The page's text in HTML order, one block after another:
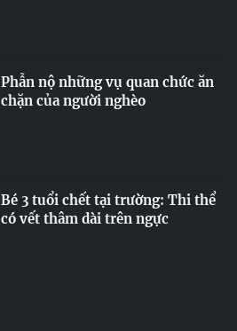
Phẫn nộ những vụ quan chức ăn
chặn của người nghèo
Bé 3 tuổi chết tại trường: Thi thể
có vết thâm dài trên ngực